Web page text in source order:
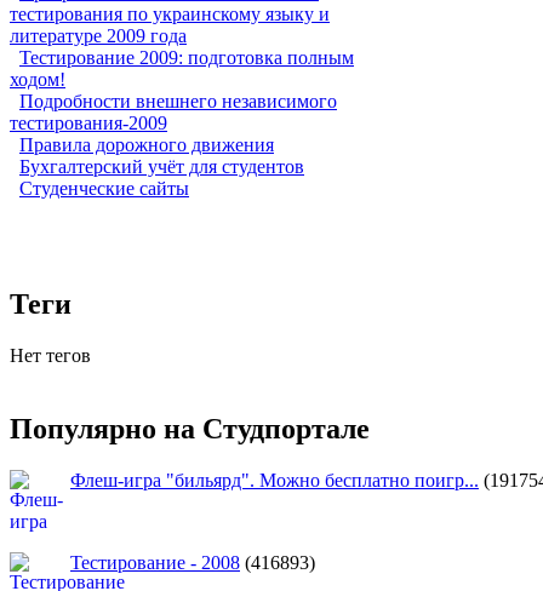
тестирования по украинскому языку и
литературе 2009 года
Тестирование 2009: подготовка полным
ходом!
Подробности внешнего независимого
тестирования-2009
Правила дорожного движения
Бухгалтерский учёт для студентов
Студенческие сайты
Теги
Нет тегов
Популярно на Студпортале
Флеш-игра "бильярд". Можно бесплатно поигр...
Тестирование - 2008 (416893)